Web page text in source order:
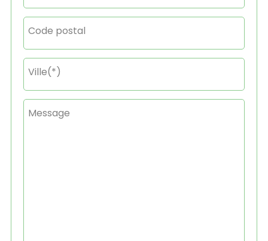
Code postal
Ville(*)
Message